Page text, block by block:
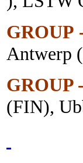
GROUP
Antwerp
GROUP
(FIN),